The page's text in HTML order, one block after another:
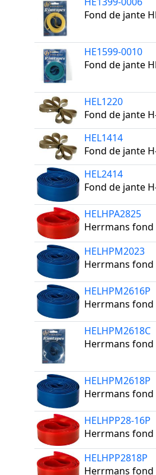
Fond de jante
HE1599-0010
Fond de jante
HEL1220
Fond de jante
HEL1414
Fond de jante
HEL2414
Fond de jante
HELHPA2825
Herrmans fond
HELHPM2023
Herrmans fond
HELHPM2616P
Herrmans fond
HELHPM2618C
Herrmans fond
HELHPM2618P
Herrmans fond
HELHPP28-16P
Herrmans fond
HELHPP2818P
Herrmans fond